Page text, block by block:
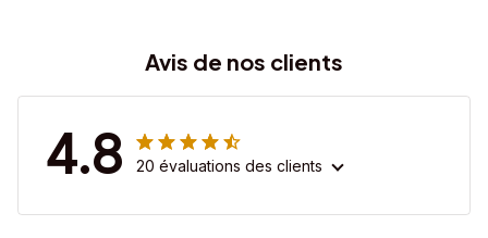
Avis de nos clients
4.8 20 évaluations des clients